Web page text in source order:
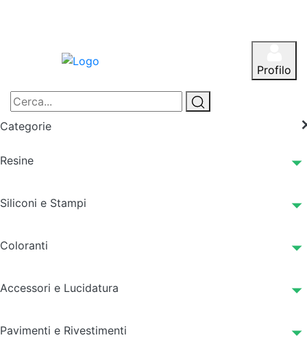
Profilo
Categorie
Resine
Siliconi e Stampi
Coloranti
Accessori e Lucidatura
Pavimenti e Rivestimenti